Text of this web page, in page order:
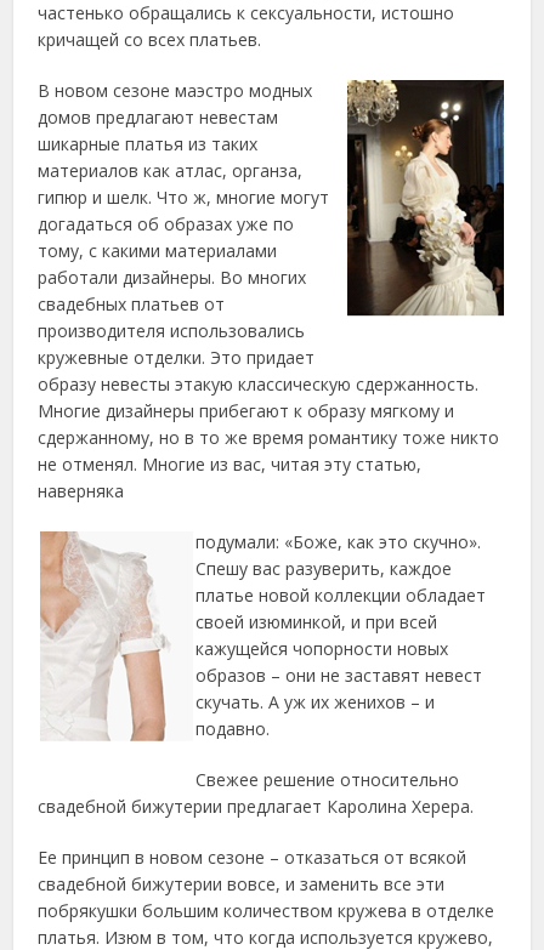
частенько обращались к сексуальности, истошно
кричащей со всех платьев.
В новом сезоне маэстро модных
домов предлагают невестам
шикарные платья из таких
материалов как атлас, органза,
гипюр и шелк. Что ж, многие могут
догадаться об образах уже по
тому, с какими материалами
работали дизайнеры. Во многих
свадебных платьев от
производителя использовались
кружевные отделки. Это придает
образу невесты этакую классическую сдержанность.
Многие дизайнеры прибегают к образу мягкому и
сдержанному, но в то же время романтику тоже никто
не отменял. Многие из вас, читая эту статью,
наверняка
подумали: «Боже, как это скучно».
Спешу вас разуверить, каждое
платье новой коллекции обладает
своей изюминкой, и при всей
кажущейся чопорности новых
образов – они не заставят невест
скучать. А уж их женихов – и
подавно.
Свежее решение относительно
свадебной бижутерии предлагает Каролина Херера.
Ее принцип в новом сезоне – отказаться от всякой
свадебной бижутерии вовсе, и заменить все эти
побрякушки большим количеством кружева в отделке
платья. Изюм в том, что когда используется кружево,